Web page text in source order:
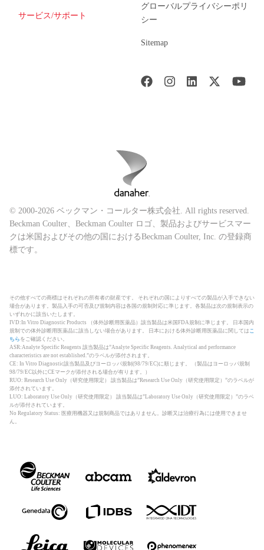
サービス/サポート
グローバルプライバシーポリ
シー
Sitemap
© 2000-2026 ベックマン・コールター株式会社. All rights reserved.
Beckman Coulter、Beckman Coulter ロゴ、製品およびサービスマー
クは米国およびその他の国におけるBeckman Coulter, Inc. の登録商
標です。
その他すべての商標はそれぞれの所有者の財産です。 それぞれの国によりすべての製品が入手できない
場合があります。製品入手の可否及び規制内容は各国の規制対応に準じます。各製品は次の規制表示の
いずれかに該当いたします。
IVD:In Vitro Diagnostic Products （体外診断用医薬品）該当製品は米国FDA規制に準じます。 日本国内
規制での体外診断用医薬品に該当しない場合があります。 日本における体外診断用医薬品に関しては こ
ちら をご確認ください。
ASR:Analyte Specific Reagents 該当製品は”Analyte Specific Reagents. Analytical and performance
characteristics are not established.”のラベルが添付されます。
CE: In Vitro Diagnostic該当製品及びヨーロッパ規制(98/79/EC)に順じます。 （製品はヨーロッパ規制
98/79/EC以外にCEマークが添付される場合が有ります。）
RUO: Research Use Only（研究使用限定） 該当製品は”Research Use Only（研究使用限定）”のラベルが
添付されています。
LUO: Laboratory Use Only（研究使用限定） 該当製品は”Laboratory Use Only（研究使用限定）”のラベ
ルが添付されています。
No Regulatory Status: 医療用機器又は規制商品ではありません。診断又は治療行為には使用できませ
ん。